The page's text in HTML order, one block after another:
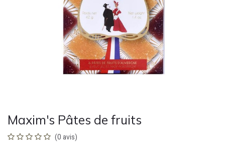
Maxim's Pâtes de fruits
(0 avis)